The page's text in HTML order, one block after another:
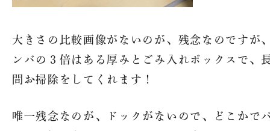
大きさの比較画像がないのが、残念なのですが
ンバの３倍はある厚みとごみ入れボックスで、
間お掃除をしてくれます！
唯一残念なのが、ドックがないので、どこかで